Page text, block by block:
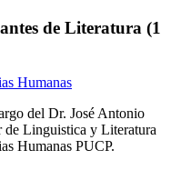
de Literatura (1
Humanas
del Dr. José Antonio
Linguistica y Literatura
Humanas PUCP.